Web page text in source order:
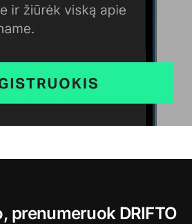
prenumeruok DRIFTO